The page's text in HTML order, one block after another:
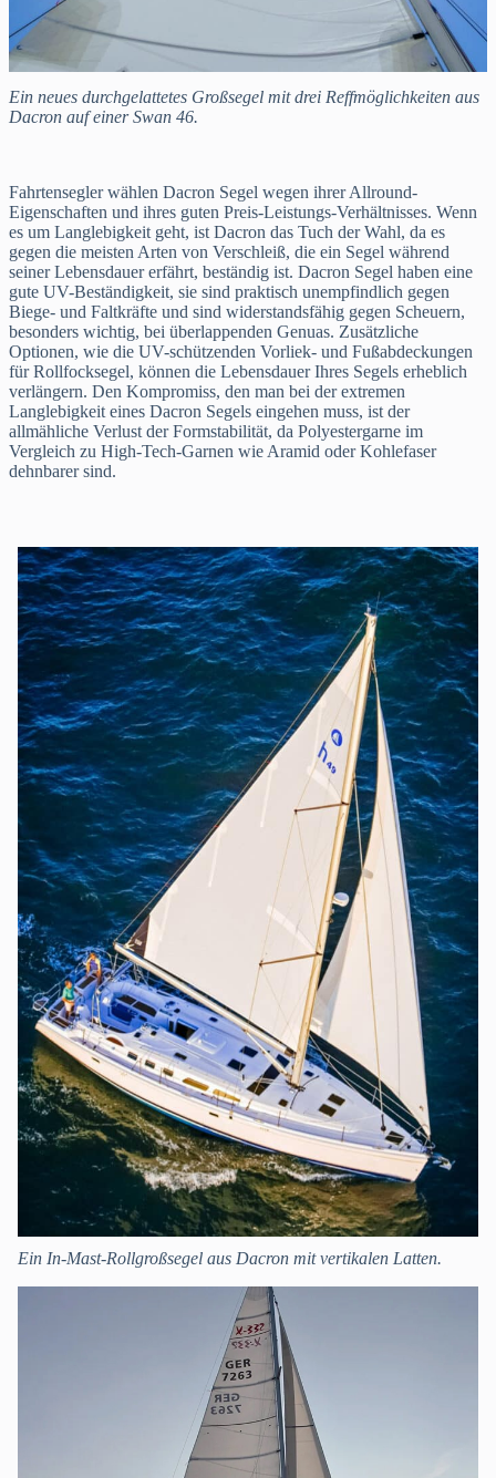
Ein neues durchgelattetes Großsegel mit drei Reffmöglichkeiten aus
Dacron auf einer Swan 46.
Fahrtensegler wählen Dacron Segel wegen ihrer Allround-
Eigenschaften und ihres guten Preis-Leistungs-Verhältnisses. Wenn
es um Langlebigkeit geht, ist Dacron das Tuch der Wahl, da es
gegen die meisten Arten von Verschleiß, die ein Segel während
seiner Lebensdauer erfährt, beständig ist. Dacron Segel haben eine
gute UV-Beständigkeit, sie sind praktisch unempfindlich gegen
Biege- und Faltkräfte und sind widerstandsfähig gegen Scheuern,
besonders wichtig, bei überlappenden Genuas. Zusätzliche
Optionen, wie die UV-schützenden Vorliek- und Fußabdeckungen
für Rollfocksegel, können die Lebensdauer Ihres Segels erheblich
verlängern. Den Kompromiss, den man bei der extremen
Langlebigkeit eines Dacron Segels eingehen muss, ist der
allmähliche Verlust der Formstabilität, da Polyestergarne im
Vergleich zu High-Tech-Garnen wie Aramid oder Kohlefaser
dehnbarer sind.
Ein In-Mast-Rollgroßsegel aus Dacron mit vertikalen Latten.